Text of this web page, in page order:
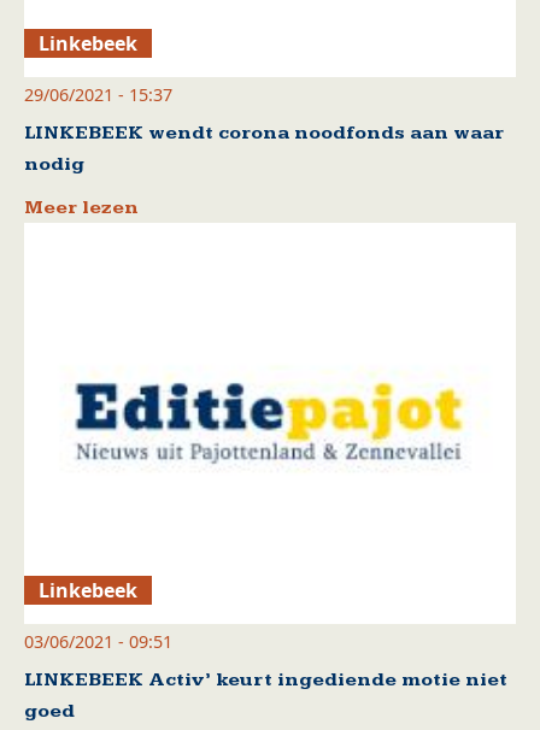
Linkebeek
29/06/2021 - 15:37
LINKEBEEK wendt corona noodfonds aan waar
nodig
Meer lezen
Linkebeek
03/06/2021 - 09:51
LINKEBEEK Activ’ keurt ingediende motie niet
goed